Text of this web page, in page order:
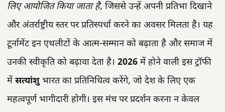
लिए आयोजित किया जाता है, जिससे उन्हें अपनी प्रतिभा दिखाने
और अंतर्राष्ट्रीय स्तर पर प्रतिस्पर्धा करने का अवसर मिलता है। यह
टूर्नामेंट इन एथलीटों के आत्म-सम्मान को बढ़ाता है और समाज में
उनकी स्वीकृति को बढ़ावा देता है। 2026 में होने वाली इस ट्रॉफी
में सत्यांशुभारत का प्रतिनिधित्व करेंगे, जो देश के लिए एक
महत्वपूर्ण भागीदारी होगी। इस मंच पर प्रदर्शन करना न केवल